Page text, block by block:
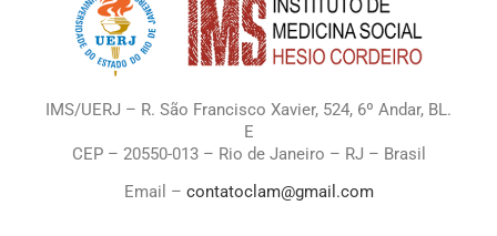
IMS/UERJ – R. São Francisco Xavier, 524, 6º Andar, BL.
E
CEP – 20550-013 – Rio de Janeiro – RJ – Brasil
Email – contatoclam@gmail.com